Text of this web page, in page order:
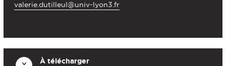
valerie.dutilleul@univ-lyon3.fr
À télécharger